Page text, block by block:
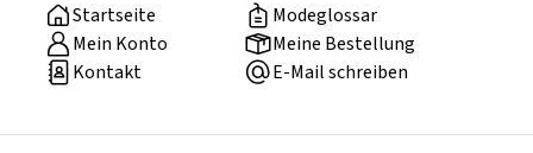
Startseite
Modeglossar
Mein Konto
Meine Bestellung
Kontakt
E-Mail schreiben